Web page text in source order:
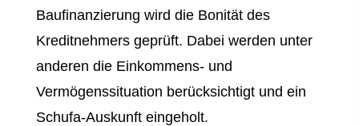
Baufinanzierung wird die Bonität des
Kreditnehmers geprüft. Dabei werden unter
anderen die Einkommens- und
Vermögenssituation berücksichtigt und ein
Schufa-Auskunft eingeholt.